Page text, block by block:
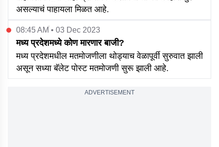
असल्याचं पाहायला मिळत आहे.
08:45 AM • 03 Dec 2023
मध्य प्रदेशमध्ये कोण मारणार बाजी?
मध्य प्रदेशमधील मतमोजणीला थोड्याच वेळापूर्वी सुरुवात झाली
असून सध्या बॅलेट पोस्ट मतमोजणी सुरू झाली आहे.
ADVERTISEMENT